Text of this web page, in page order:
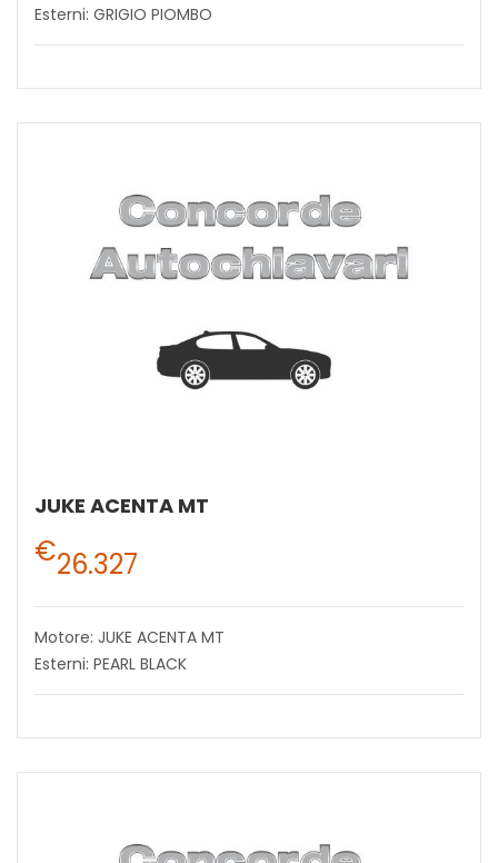
Esterni: GRIGIO PIOMBO
JUKE ACENTA MT
€26.327
Motore: JUKE ACENTA MT
Esterni: PEARL BLACK